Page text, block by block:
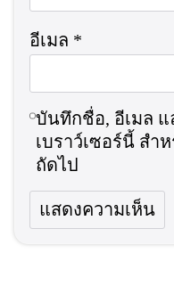
อีเมล *
บันทึกชื่อ, อีเมล
เบราว์เซอร์นี้ สำ
ถัดไป